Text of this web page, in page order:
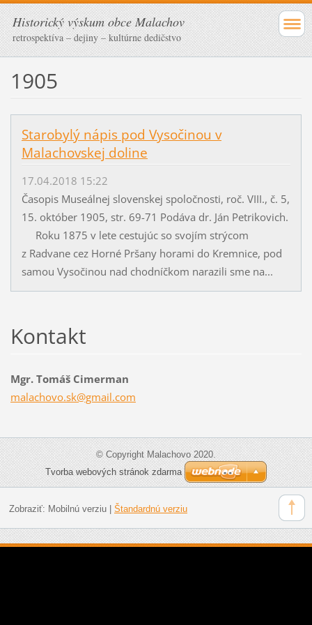
Historický výskum obce Malachov
retrospektíva – dejiny – kultúrne dedičstvo
1905
Starobylý nápis pod Vysočinou v
Malachovskej doline
17.04.2018 15:22
Časopis Museálnej slovenskej spoločnosti, roč. VIII., č. 5,
15. október 1905, str. 69-71 Podáva dr. Ján Petrikovich.
Roku 1875 v lete cestujúc so svojím strýcom
z Radvane cez Horné Pršany horami do Kremnice, pod
samou Vysočinou nad chodníčkom narazili sme na...
Kontakt
Mgr. Tomáš Cimerman
malachovo.sk@gmail.com
© Copyright Malachovo 2020.
Tvorba webových stránok zdarma
Zobraziť: Mobilnú verziu| Štandardnú verziu